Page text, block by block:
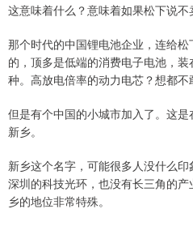
这意味着什么？意味着如果松下说不
那个时代的中国锂电池企业，连给
的，顶多是低端的消费电子电池，
种。高放电倍率的动力电芯？想都不
但是有个中国的小城市加入了。这
新乡。
新乡这个名字，可能很多人没什么
深圳的科技光环，也没有长三角的
乡的地位非常特殊。